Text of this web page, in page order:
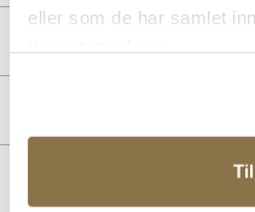
eller som de har samlet